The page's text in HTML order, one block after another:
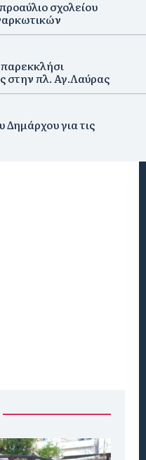
σχολείου
πλ. Αγ.Λαύρας
για τις